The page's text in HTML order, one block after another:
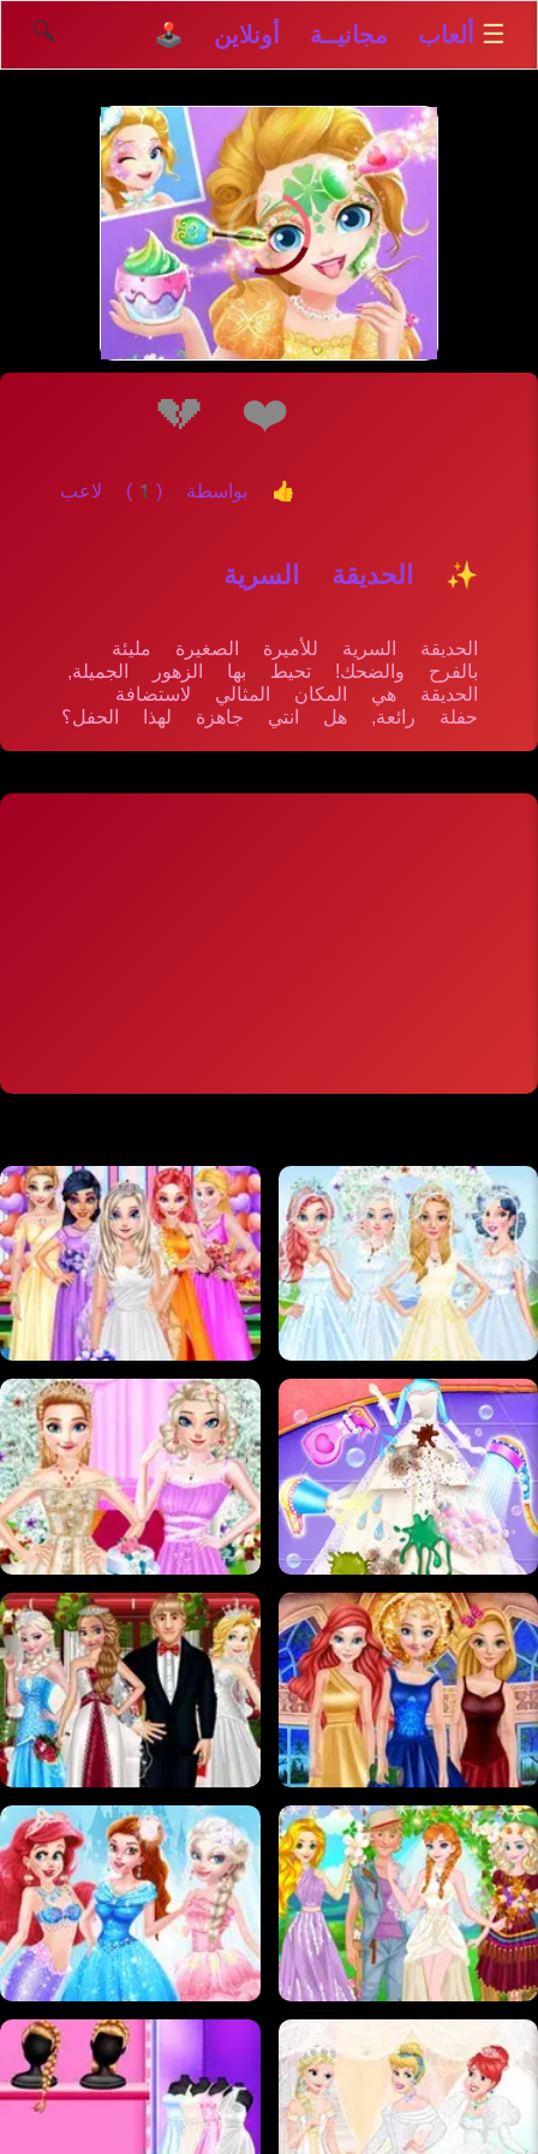
☰ ألعاب مجانيــة أونلاين 🕹️ 🔍
إلعــــب
❤️
💔
👍 بواسطة (1) لاعب
✨ الحديقة السرية
الحديقة السرية للأميرة الصغيرة مليئة
بالفرح والضحك! تحيط بها الزهور الجميلة,
الحديقة هي المكان المثالي لاستضافة
حفلة رائعة, هل انتي جاهزة لهذا الحفل؟